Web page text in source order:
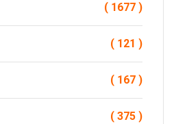
( 1677 )
( 121 )
( 167 )
( 375 )